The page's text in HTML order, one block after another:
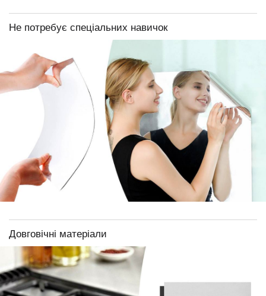
Не потребує спеціальних навичок
Довговічні матеріали